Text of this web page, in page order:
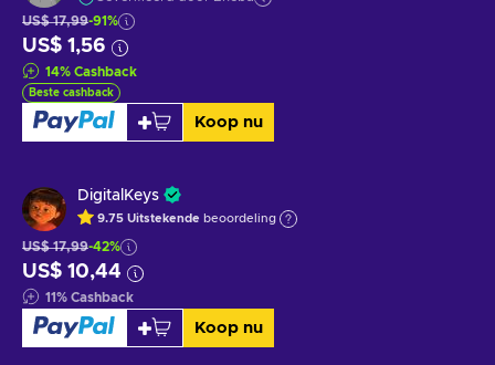
US$ 17,99-91%
US$ 1,56
14% Cashback
Beste cashback
Koop nu
DigitalKeys
9.75 Uitstekende beoordeling
US$ 17,99-42%
US$ 10,44
11% Cashback
Koop nu